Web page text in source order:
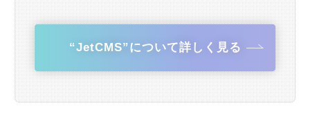
“JetCMS”について詳しく見る